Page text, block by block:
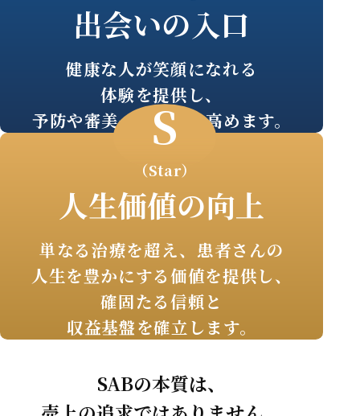
出会いの入口
健康な人が笑顔になれる
体験を提供し、
予防や審美への意識を高めます。
S
（Star）
人生価値の向上
単なる治療を超え、患者さんの
人生を豊かにする価値を提供し、
確固たる信頼と
収益基盤を確立します。
SABの本質は、